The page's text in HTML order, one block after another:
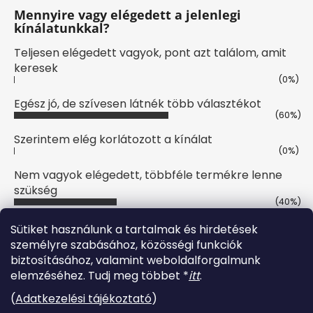
Sütiket használunk a tartalmak és hirdetések
személyre szabásához, közösségi funkciók
biztosításához, valamint weboldalforgalmunk
elemzéséhez. Tudj meg többet *itt.
(Adatkezelési tájékoztató)
Mennyire vagy elégedett a jelenlegi
kínálatunkkal?
Teljesen elégedett vagyok, pont azt találom, amit
keresek
(0%)
Egész jó, de szívesen látnék több választékot
(60%)
Szerintem elég korlátozott a kínálat
(0%)
Nem vagyok elégedett, többféle termékre lenne
szükség
(40%)
Szavazatok száma:10
Online fizetési lehetőséget biztosítunk